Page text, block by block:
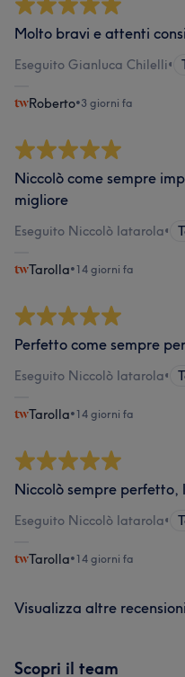
Molto bravi e attenti
Eseguito Gianluca Chilelli•
Roberto•3 giorni fa
Niccolò come sempre
migliore
Eseguito Niccolò Iatarola•
Tarolla•14 giorni fa
Perfetto come sempre
Eseguito Niccolò Iatarola•
Tarolla•14 giorni fa
Niccolò sempre perfetto,
Eseguito Niccolò Iatarola•
Tarolla•14 giorni fa
Visualizza altre
Scopri il team